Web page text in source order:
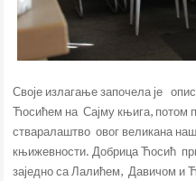
Своје излагање започела је
Ћосићем на Сајму књига, потом
стваралаштво овог великана
књижевности. Добрица Ћосић
заједно са Лалићем, Давичом и